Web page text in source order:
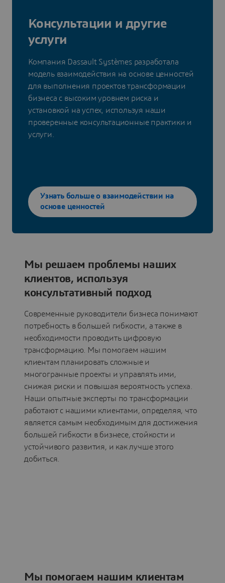
Консультации и другие
услуги
Компания Dassault Systèmes разработала
модель взаимодействия на основе ценностей
для выполнения проектов трансформации
бизнеса с высоким уровнем риска и
установкой на успех, используя наши
проверенные консультационные практики и
услуги.
Узнать больше о взаимодействии на
основе ценностей
Мы решаем проблемы наших
клиентов, используя
консультативный подход
Современные руководители бизнеса понимают
потребность в большей гибкости, а также в
необходимости проводить цифровую
трансформацию. Мы помогаем нашим
клиентам планировать сложные и
многогранные проекты и управлять ими,
снижая риски и повышая вероятность успеха.
Наши опытные эксперты по трансформации
работают с нашими клиентами, определяя, что
является самым необходимым для достижения
большей гибкости в бизнесе, стойкости и
устойчивого развития, и как лучше этого
добиться.
Мы помогаем нашим клиентам